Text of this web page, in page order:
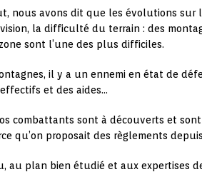
nous avons dit que les évolutions sur
la difficulté du terrain : des
sont l’une des plus difficiles.
il y a un ennemi en état de
et des aides…
combattants sont à découverts et
qu’on proposait des règlements
au plan bien étudié et aux expertises